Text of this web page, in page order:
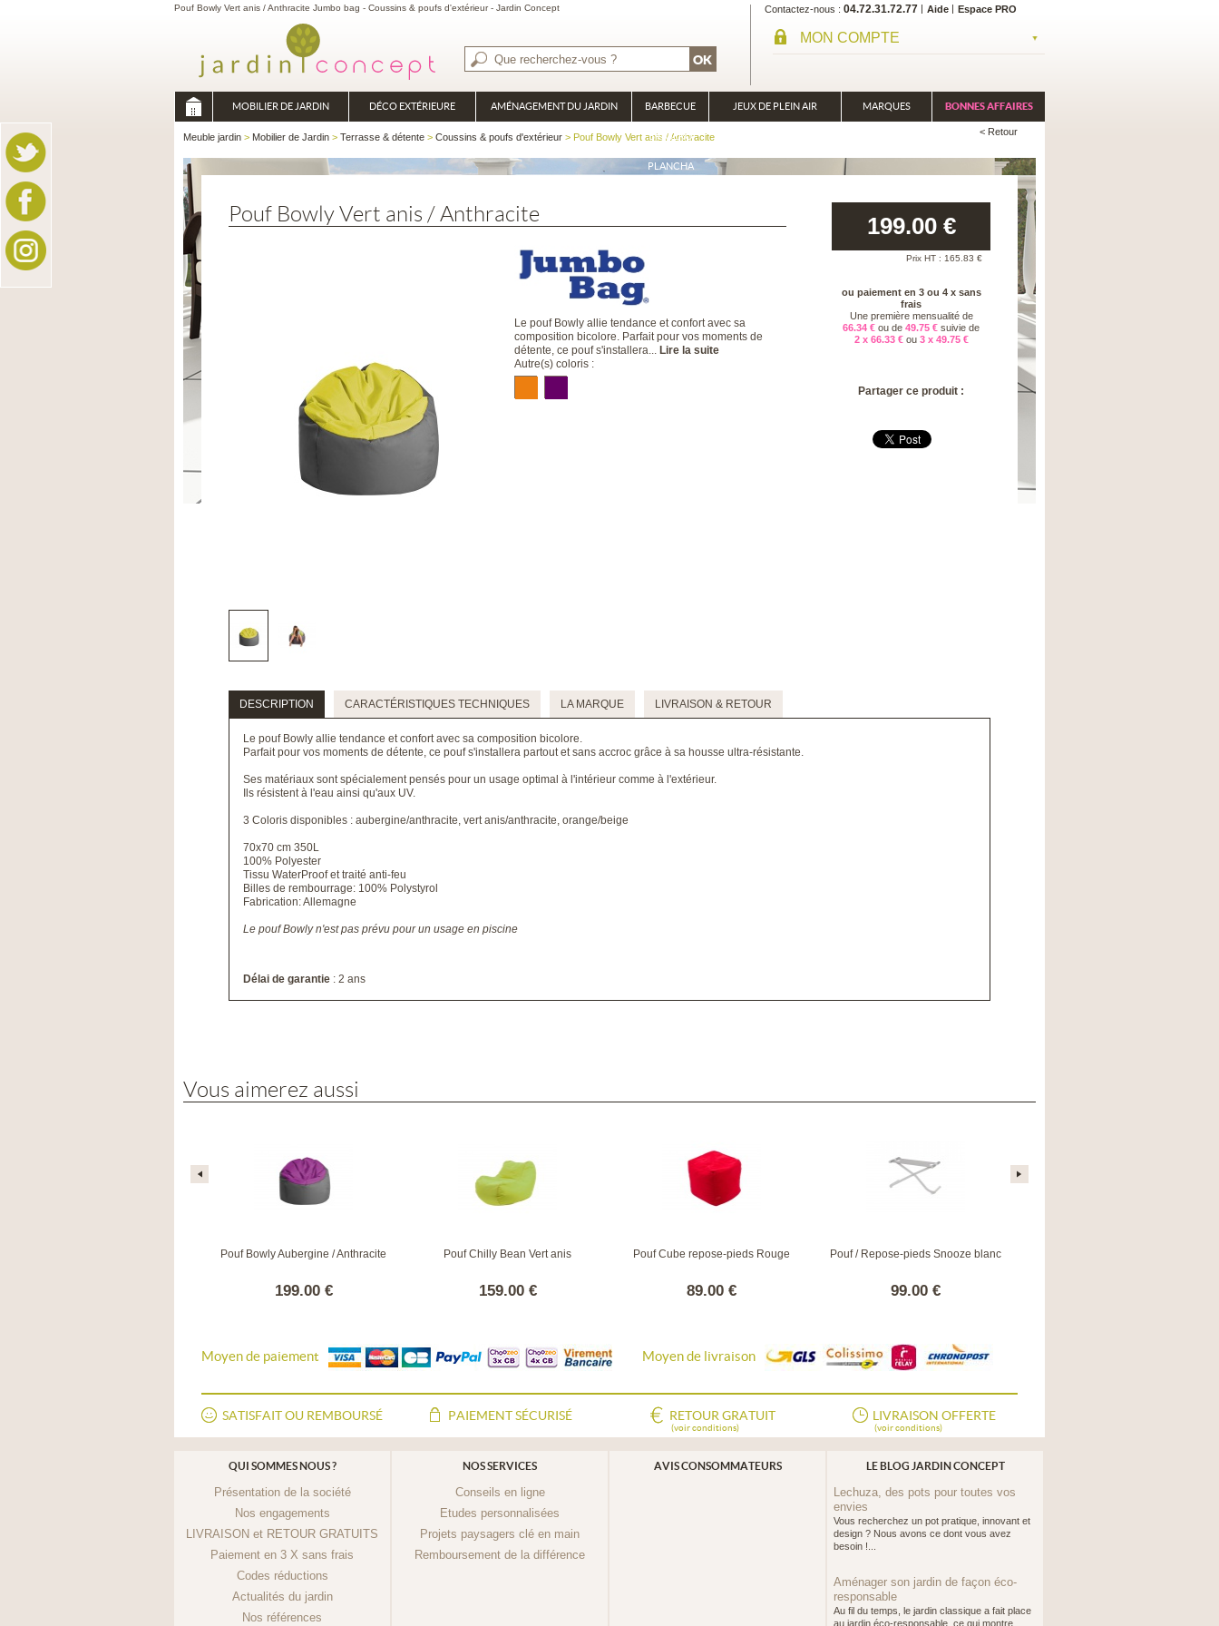
Pouf Bowly Vert anis / Anthracite Jumbo bag - Coussins & poufs d'extérieur - Jardin Concept Contactez-nous 04.72.31.72.77 Aide Espace PRO
MON COMPTE
MOBILIER DE JARDIN DÉCO EXTÉRIEURE AMÉNAGEMENT DU JARDIN BARBECUE
BRASÉRO
PLANCHA
JEUX DE PLEIN AIR MARQUES BONNES AFFAIRES
Meuble jardin > Mobilier de Jardin > Terrasse & détente > Coussins & poufs d'extérieur > Pouf Bowly Vert anis / Anthracite < Retour
Pouf Bowly Vert anis / Anthracite
Le pouf Bowly allie tendance et confort avec sa
composition bicolore. Parfait pour vos moments de
détente, ce pouf s'installera... Lire la suite
Autre(s) coloris :
199.00 €
Prix HT : 165.83 €
ou paiement en 3 ou 4 x sans
frais
Une première mensualité de
66.34 € ou de 49.75 € suivie de
2 x 66.33 € ou 3 x 49.75 €
Partager ce produit :
DESCRIPTION CARACTÉRISTIQUES TECHNIQUES LA MARQUE LIVRAISON & RETOUR
Le pouf Bowly allie tendance et confort avec sa composition bicolore.
Parfait pour vos moments de détente, ce pouf s'installera partout et sans accroc grâce à sa housse ultra-résistante.
Ses matériaux sont spécialement pensés pour un usage optimal à l'intérieur comme à l'extérieur.
Ils résistent à l'eau ainsi qu'aux UV.
3 Coloris disponibles : aubergine/anthracite, vert anis/anthracite, orange/beige
70x70 cm 350L
100% Polyester
Tissu WaterProof et traité anti-feu
Billes de rembourrage: 100% Polystyrol
Fabrication: Allemagne
Le pouf Bowly n'est pas prévu pour un usage en piscine
Délai de garantie : 2 ans
Vous aimerez aussi
Pouf Bowly Aubergine / Anthracite
199.00 €
Pouf Chilly Bean Vert anis
159.00 €
Pouf Cube repose-pieds Rouge
89.00 €
Pouf / Repose-pieds Snooze blanc
99.00 €
Moyen de paiement Moyen de livraison
SATISFAIT OU REMBOURSÉ PAIEMENT SÉCURISÉ RETOUR GRATUIT
(voir conditions)
LIVRAISON OFFERTE
(voir conditions)
QUI SOMMES NOUS ?
Présentation de la société
Nos engagements
LIVRAISON et RETOUR GRATUITS
Paiement en 3 X sans frais
Codes réductions
Actualités du jardin
Nos références
NOS SERVICES
Conseils en ligne
Etudes personnalisées
Projets paysagers clé en main
Remboursement de la différence
AVIS CONSOMMATEURS LE BLOG JARDIN CONCEPT
Lechuza, des pots pour toutes vos
envies
Vous recherchez un pot pratique, innovant et
design ? Nous avons ce dont vous avez
besoin !...
Aménager son jardin de façon éco-
responsable
Au fil du temps, le jardin classique a fait place
au jardin éco-responsable, ce qui montre